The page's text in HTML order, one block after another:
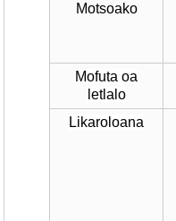
Motsoako
Mofuta oa
letlalo
Likaroloana